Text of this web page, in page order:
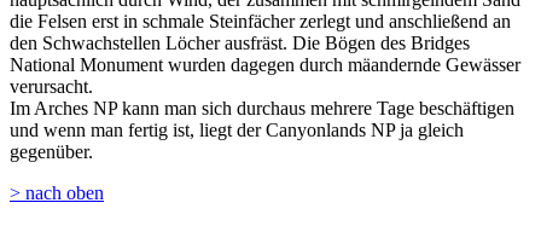
die Felsen erst in schmale Steinfächer zerlegt und anschließend an
den Schwachstellen Löcher ausfräst. Die Bögen des Bridges
National Monument wurden dagegen durch mäandernde Gewässer
verursacht.
Im Arches NP kann man sich durchaus mehrere Tage beschäftigen
und wenn man fertig ist, liegt der Canyonlands NP ja gleich
gegenüber.
> nach oben